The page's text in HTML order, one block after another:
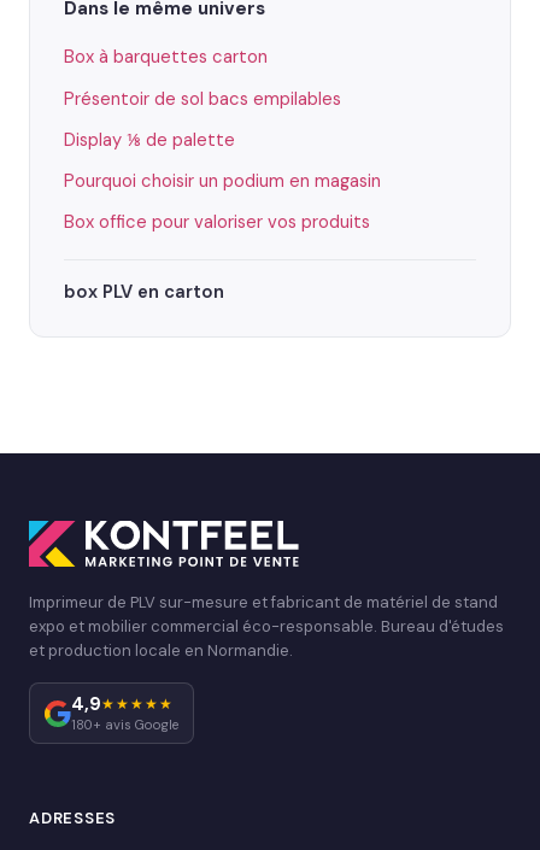
Dans le même univers
Box à barquettes carton
Présentoir de sol bacs empilables
Display ⅛ de palette
Pourquoi choisir un podium en magasin
Box office pour valoriser vos produits
box PLV en carton
Imprimeur de PLV sur-mesure et fabricant de matériel de stand
expo et mobilier commercial éco-responsable. Bureau d'études
et production locale en Normandie.
4,9★★★★★
180+ avis Google
ADRESSES